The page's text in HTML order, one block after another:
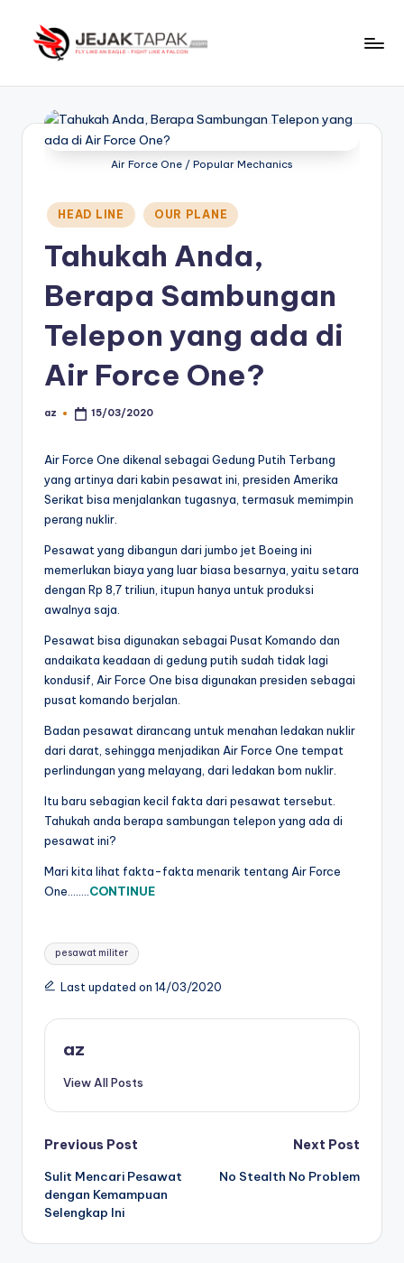
An
Eagle
Like
Falcon
Air Force One / Popular Mechanics
Posted
in
HEAD LINE OUR PLANE
Tahukah Anda,
Berapa Sambungan
Telepon yang ada di
Air Force One?
Posted
az 15/03/2020
Air Force One dikenal sebagai Gedung Putih Terbang
yang artinya dari kabin pesawat ini, presiden Amerika
Serikat bisa menjalankan tugasnya, termasuk memimpin
perang nuklir.
Pesawat yang dibangun dari jumbo jet Boeing ini
memerlukan biaya yang luar biasa besarnya, yaitu setara
dengan Rp 8,7 triliun, itupun hanya untuk produksi
awalnya saja.
Pesawat bisa digunakan sebagai Pusat Komando dan
andaikata keadaan di gedung putih sudah tidak lagi
kondusif, Air Force One bisa digunakan presiden sebagai
pusat komando berjalan.
Badan pesawat dirancang untuk menahan ledakan nuklir
dari darat, sehingga menjadikan Air Force One tempat
perlindungan yang melayang, dari ledakan bom nuklir.
Itu baru sebagian kecil fakta dari pesawat tersebut.
Tahukah anda berapa sambungan telepon yang ada di
pesawat ini?
Mari kita lihat fakta-fakta menarik tentang Air Force
One…….. CONTINUE
Tags:
pesawat militer
Last updated on 14/03/2020
az
View All Posts
Post
navigation
Previous Post
Sulit Mencari Pesawat
dengan Kemampuan
Selengkap Ini
Next Post
No Stealth No Problem